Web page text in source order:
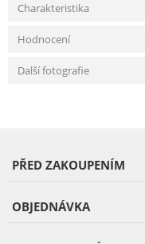
Charakteristika
Hodnocení
Další fotografie
PŘED ZAKOUPENÍM
OBJEDNÁVKA